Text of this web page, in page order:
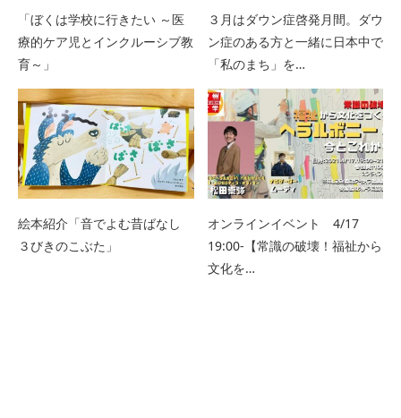
「ぼくは学校に行きたい ～医
療的ケア児とインクルーシブ教
育～」
３月はダウン症啓発月間。ダウ
ン症のある方と一緒に日本中で
「私のまち」を…
絵本紹介「音でよむ昔ばなし
３びきのこぶた」
オンラインイベント 4/17
19:00-【常識の破壊！福祉から
文化を…